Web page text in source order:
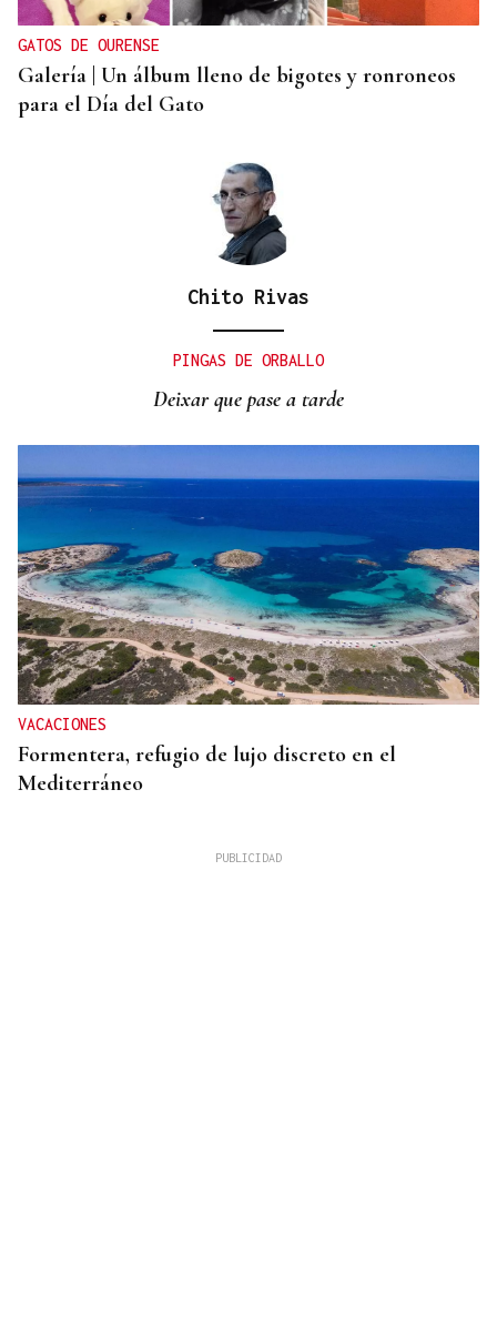
infantil”
GATOS DE OURENSE
Galería | Un álbum lleno de bigotes y ronroneos
para el Día del Gato
Chito Rivas
PINGAS DE ORBALLO
Deixar que pase a tarde
VACACIONES
Formentera, refugio de lujo discreto en el
Mediterráneo